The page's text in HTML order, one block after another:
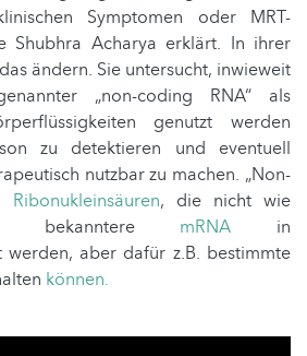
Symptomen oder MRT-
Shubhra Acharya erklärt. In ihrer
ändern. Sie untersucht, inwieweit
„non-coding RNA“ als
genutzt werden
zu detektieren und eventuell
nutzbar zu machen. „Non-
Ribonukleinsäuren, die nicht wie
bekanntere mRNA in
werden, aber dafür z.B. bestimmte
können